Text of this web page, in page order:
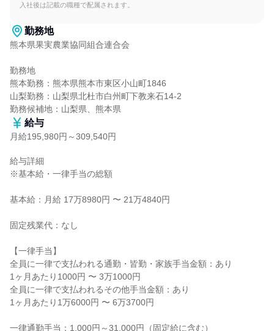
入社後は記載の職種で配属されます。
勤務地
熊本県果実農業協同組合連合会
勤務地
熊本勤務：熊本県熊本市東区小山町1846
山梨勤務：山梨県北杜市白州町下教来石14-2
勤務候補地：山梨県、熊本県
給与
月給195,980円～309,540円
給与詳細
※基本給・一律手当の総額
基本給：月給 17万8980円 〜 21万4840円
固定残業代：なし
【一律手当】
全員に一律で支払われる通勤・皆勤・家族手当金額：あり
1ヶ月あたり1000円 〜 3万1000円
全員に一律で支払われるその他手当金額：あり
1ヶ月あたり1万6000円 〜 6万3700円
一律通勤手当：1,000円～31,000円（固定給に含む）